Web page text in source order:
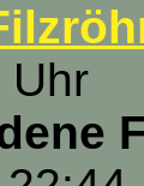
Uhr